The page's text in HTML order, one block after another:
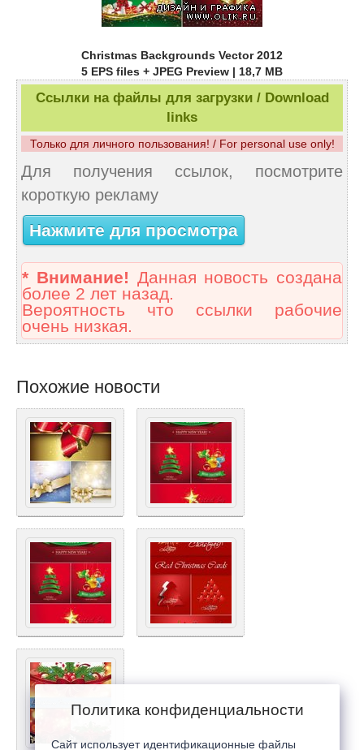
Christmas Backgrounds Vector 2012
5 EPS files + JPEG Preview | 18,7 MB
Ссылки на файлы для загрузки / Download
links
Только для личного пользования! / For personal use only!
Для получения ссылок, посмотрите
короткую рекламу
Нажмите для просмотра
* Внимание! Данная новость создана
более 2 лет назад.
Вероятность что ссылки рабочие
очень низкая.
Похожие новости
Политика конфиденциальности
Сайт использует идентификационные файлы